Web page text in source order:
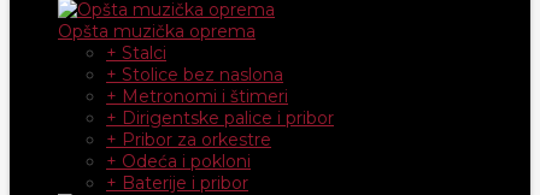
Opšta muzička oprema
+ Stalci
+ Stolice bez naslona
+ Metronomi i štimeri
+ Dirigentske palice i pribor
+ Pribor za orkestre
+ Odeća i pokloni
+ Baterije i pribor